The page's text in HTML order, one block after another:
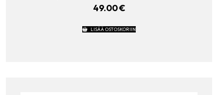
49.00€
LISÄÄ OSTOSKORIIN